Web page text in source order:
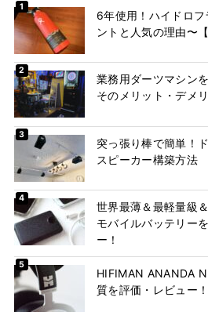
6年使用！ハイドロ
ントと人気の理由〜
業務用ダーツマシン
そのメリット・デメ
突っ張り棒で簡単！
スピーカー構築方法
世界最薄＆最軽量級
モバイルバッテリー
ー！
HIFIMAN ANANDA
質を評価・レビュー！